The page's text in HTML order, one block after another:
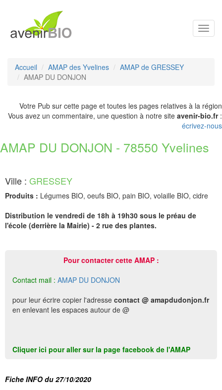
Accueil AMAP des Yvelines
AMAP de GRESSEY
AMAP DU DONJON
Votre Pub sur cette page et toutes les pages relatives à la région
Vous avez un commentaire, une question à notre site avenir-bio.fr:
écrivez-nous
AMAP DU DONJON - 78550 Yvelines
Ville : GRESSEY
Produits : Légumes BIO, oeufs BIO, pain BIO, volaille BIO, cidre
Distribution le vendredi de 18h à 19h30 sous le préau de
l'école (derrière la Mairie) - 2 rue des plantes.
Pour contacter cette AMAP :
Contact mail : AMAP DU DONJON
pour leur écrire copier l'adresse contact @ amapdudonjon.fr
en enlevant les espaces autour de @
Cliquer ici pour aller sur la page facebook de l'AMAP
Fiche INFO du 27/10/2020